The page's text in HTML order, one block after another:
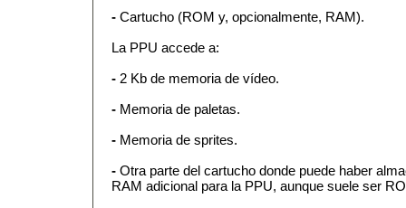
- Cartucho (ROM y, opcionalmente, RAM).
La PPU accede a:
- 2 Kb de memoria de vídeo.
- Memoria de paletas.
- Memoria de sprites.
- Otra parte del cartucho donde puede haber
RAM adicional para la PPU, aunque suele ser